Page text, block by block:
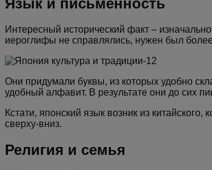
Язык и письменность
Интересный исторический факт –
иероглифы не справлялись, нужен был
Они придумали буквы, из которых удобно
удобный алфавит. В результате они до сих
Кстати, японский язык возник из
сверху-вниз.
Религия и семья